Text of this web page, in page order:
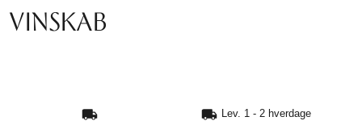
VINSKAB
Lev. 1 - 2 hverdage